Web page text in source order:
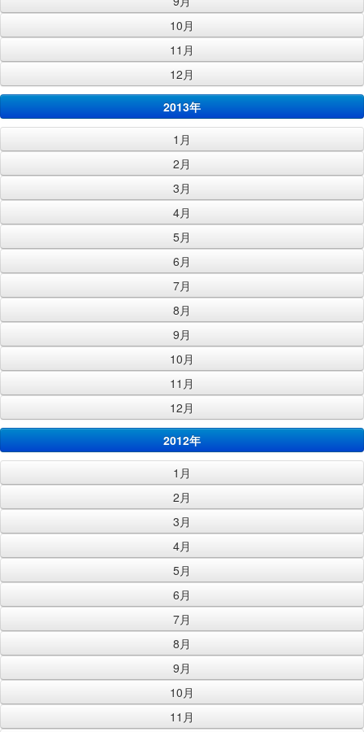
10月
11月
12月
2013年
1月
2月
3月
4月
5月
6月
7月
8月
9月
10月
11月
12月
2012年
1月
2月
3月
4月
5月
6月
7月
8月
9月
10月
11月